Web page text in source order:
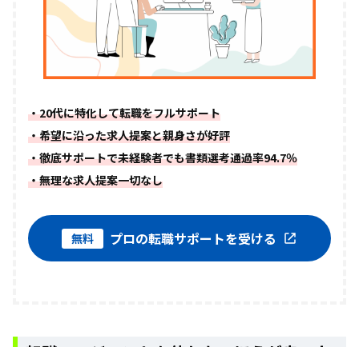
・20代に特化して転職をフルサポート
・希望に沿った求人提案と親身さが好評
・徹底サポートで未経験者でも書類選考通過率94.7％
・無理な求人提案一切なし
無料 プロの転職サポートを受ける